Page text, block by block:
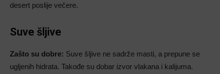
desert poslije večere.
Suve šljive
Zašto su dobre: Suve šljive ne sadrže masti, a prepune se
ugljenih hidrata. Takođe su dobar izvor vlakana i kalijuma.